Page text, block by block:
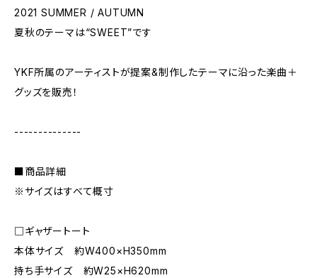
2021 SUMMER / AUTUMN
夏秋のテーマは“SWEET”です
YKF所属のアーティストが提案&制作したテーマに沿った楽曲＋
グッズを販売！
--------------
■商品詳細
※サイズはすべて概寸
□ギャザートート
本体サイズ 約W400×H350mm
持ち手サイズ 約W25×H620mm